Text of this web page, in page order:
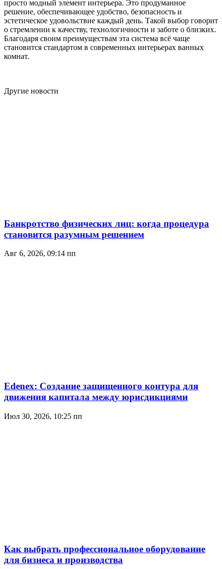
просто модный элемент интерьера. Это продуманное
решение, обеспечивающее удобство, безопасность и
эстетическое удовольствие каждый день. Такой выбор говорит
о стремлении к качеству, технологичности и заботе о близких.
Благодаря своим преимуществам эта система всё чаще
становится стандартом в современных интерьерах ванных
комнат.
Другие новости
Банкротство физических лиц: когда процедура
становится разумным решением
Авг 6, 2026, 09:14 пп
Edenex: Создание защищенного контура для
движения капитала между юрисдикциями
Июл 30, 2026, 10:25 пп
Как выбрать профессиональное оборудование
для бизнеса и производства